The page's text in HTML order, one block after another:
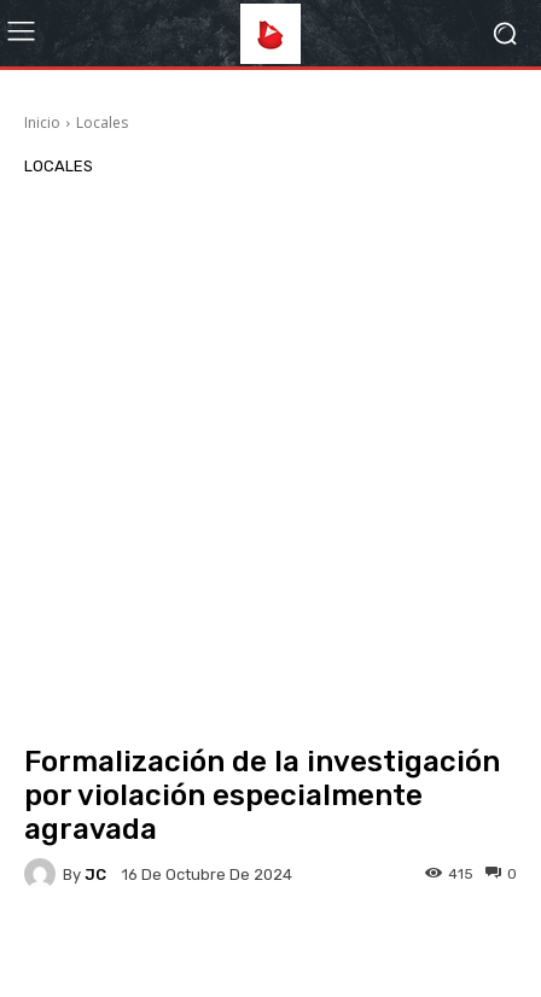
Inicio Locales
LOCALES
Formalización de la investigación
por violación especialmente
agravada
By JC 16 De Octubre De 2024 0
415